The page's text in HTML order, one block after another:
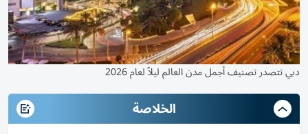
دبي تتصدر تصنيف أجمل مدن العالم ليلاً لعام 2026
الخلاصة